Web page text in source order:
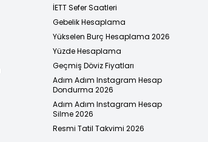
İETT Sefer Saatleri
Gebelik Hesaplama
Yükselen Burç Hesaplama 2026
Yüzde Hesaplama
Geçmiş Döviz Fiyatları
Adım Adım Instagram Hesap
Dondurma 2026
Adım Adım Instagram Hesap
Silme 2026
Resmi Tatil Takvimi 2026